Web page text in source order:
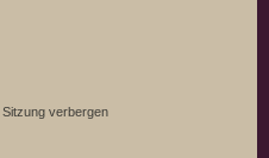
verbergen